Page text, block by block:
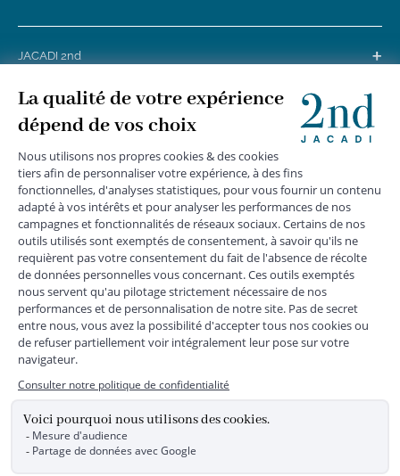
JACADI 2nd +
SERVICE CLIENTS
SUIVEZ-NOUS
MENTIONS LÉGALES|CGU |CGV|COOKIES|
DONNÉES PERSONNELLES
*Livraison express gratuite en point relais dès 59 € et à domicile dès 150
€ vers la France Métropolitaine
Les données collectées par la société JACADI, responsable
du traitement, sont nécessaires à l'envoi de newsletters, à la
création de compte, pour le traitement, le suivi et la livraison
de votre commande, ainsi que pour le suivi de votre
Règlement Européen 2016/679 du 27 avril 2016 sur la
protection des données personnelles, vous bénéficiez d'un